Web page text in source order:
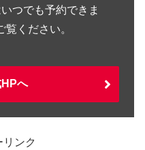
つでも予約できま
ください。
へ
リンク